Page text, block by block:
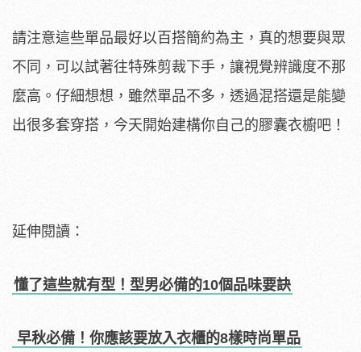
請注意這些單品最好以百搭簡約為主，真的想要與眾
不同，可以試著往特殊剪裁下手，讓視覺辨識度不那
麼高。仔細想想，雖然單品不多，透過混搭還是能變
出很多套穿搭，今天開始建構你自己的膠囊衣櫥吧！
延伸閱讀：
懂了這些就有型！型男必備的10個品味要訣
早秋必備！你應該要放入衣櫃的8樣時尚單品